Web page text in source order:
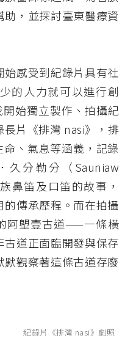
助，並探討臺東醫療資
感受到紀錄片具有社
的人力就可以進行創
始獨立製作、拍攝紀
片《排灣 nasi》，排
、氣息等涵義，記錄
久分勒分（Sauniaw
鼻笛及口笛的故事，
傳承歷程。而在拍攝
阿塱壹古道——一條橫
道正面臨開發與保存
觀察著這條古道存廢
紀錄片《排灣 nasi》劇照